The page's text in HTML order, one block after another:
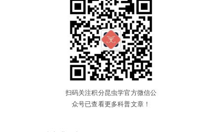
扫码关注积分昆虫学官方微信公
众号已查看更多科普文章！